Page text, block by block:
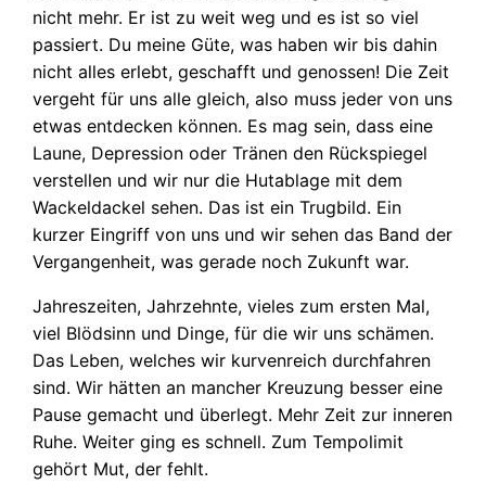
nicht mehr. Er ist zu weit weg und es ist so viel
passiert. Du meine Güte, was haben wir bis dahin
nicht alles erlebt, geschafft und genossen! Die Zeit
vergeht für uns alle gleich, also muss jeder von uns
etwas entdecken können. Es mag sein, dass eine
Laune, Depression oder Tränen den Rückspiegel
verstellen und wir nur die Hutablage mit dem
Wackeldackel sehen. Das ist ein Trugbild. Ein
kurzer Eingriff von uns und wir sehen das Band der
Vergangenheit, was gerade noch Zukunft war.
Jahreszeiten, Jahrzehnte, vieles zum ersten Mal,
viel Blödsinn und Dinge, für die wir uns schämen.
Das Leben, welches wir kurvenreich durchfahren
sind. Wir hätten an mancher Kreuzung besser eine
Pause gemacht und überlegt. Mehr Zeit zur inneren
Ruhe. Weiter ging es schnell. Zum Tempolimit
gehört Mut, der fehlt.